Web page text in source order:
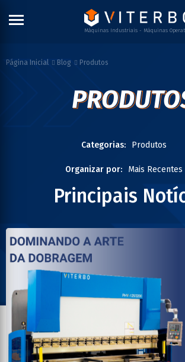
Máquinas Industriais - Máquinas
Página Inicial Blog Produtos
Principais
Categorias: Produtos
Organizar por: Mais Recentes